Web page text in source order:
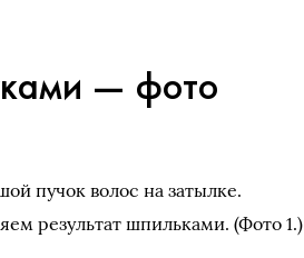
— фото
пучок волос на затылке.
результат шпильками. (Фото 1.)